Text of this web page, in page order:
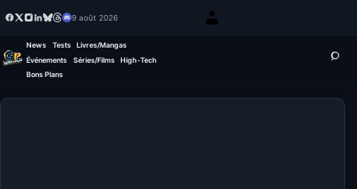
9 août 2026
News Tests
Livres/Mangas
Événements
Séries/Films
High-Tech
Bons Plans